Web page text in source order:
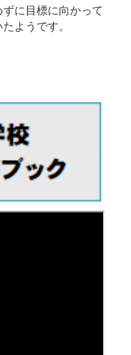
に目標に向かって
ようです。